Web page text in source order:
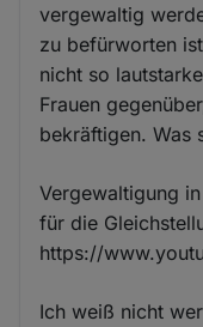
vergewaltig
zu befürworten
nicht so
Frauen
bekräftigen. Was
Vergewaltigung
für die
https://
Ich weiß nicht